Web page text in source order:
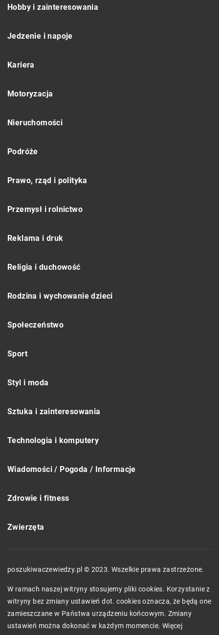
Hobby i zainteresowania
Jedzenie i napoje
Kariera
Motoryzacja
Nieruchomości
Podróże
Prawo, rząd i polityka
Przemysł i rolnictwo
Reklama i druk
Religia i duchowość
Rodzina i wychowanie dzieci
Społeczeństwo
Sport
Styl i moda
Sztuka i zainteresowania
Technologia i komputery
Wiadomości / Pogoda / Informacje
Zdrowie i fitness
Zwierzęta
poszukiwaczewiedzy.pl © 2023. Wszelkie prawa zastrzeżone.
W ramach naszej witryny stosujemy pliki cookies. Korzystanie z
witryny bez zmiany ustawień dot. cookies oznacza, że będą one
zamieszczane w Państwa urządzeniu końcowym. Zmiany
ustawień można dokonać w każdym momencie. Więcej